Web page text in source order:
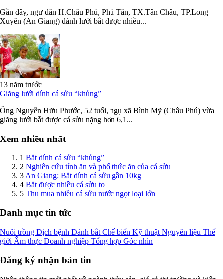
Gần đây, ngư dân H.Châu Phú, Phú Tân, TX.Tân Châu, TP.Long
Xuyên (An Giang) đánh lưới bắt được nhiều...
13 năm trước
Giăng lưới dính cá sửu “khủng”
Ông Nguyễn Hữu Phước, 52 tuổi, ngụ xã Bình Mỹ (Châu Phú) vừa
giăng lưới bắt được cá sửu nặng hơn 6,1...
Xem nhiều nhất
1 Bắt dính cá sửu “khủng”
2 Nghiên cứu tính ăn và phổ thức ăn của cá sửu
3 An Giang: Bắt dính cá sửu gần 10kg
4 Bắt được nhiều cá sửu to
5 Thu mua nhiều cá sửu nước ngọt loại lớn
Danh mục tin tức
Nuôi trồng Dịch bệnh Đánh bắt Chế biến Kỹ thuật Nguyên liệu Thế
giới Ẩm thực Doanh nghiệp Tổng hợp Góc nhìn
Đăng ký nhận bản tin